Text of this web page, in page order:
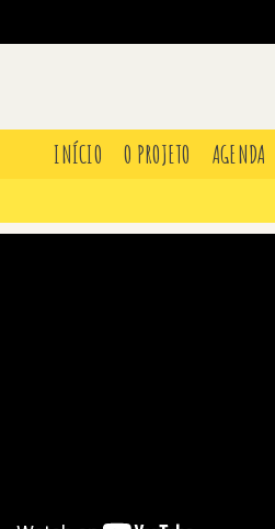
INÍCIO O PROJETO AGENDA